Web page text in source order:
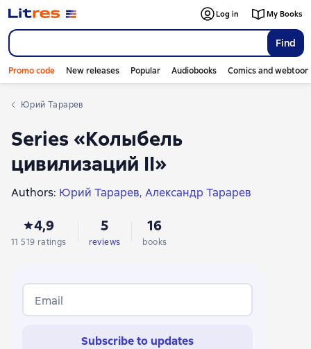
Find
Log in My Books
Promo code New releases Popular Audiobooks Comics and
Юрий Тарарев
Series «Колыбель
цивилизаций II»
Authors: Юрий Тарарев Александр Тарарев
4,9
11 519 ratings
5
reviews
16
books
Email
Subscribe to updates